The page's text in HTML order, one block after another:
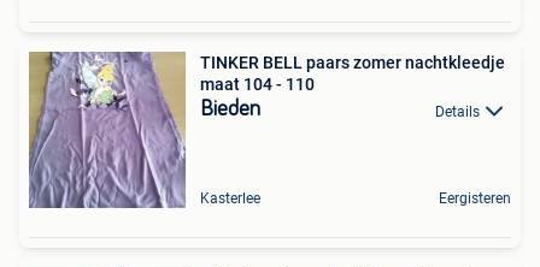
TINKER BELL paars zomer nachtkleedje
maat 104 - 110
Bieden Details
Kasterlee Eergisteren